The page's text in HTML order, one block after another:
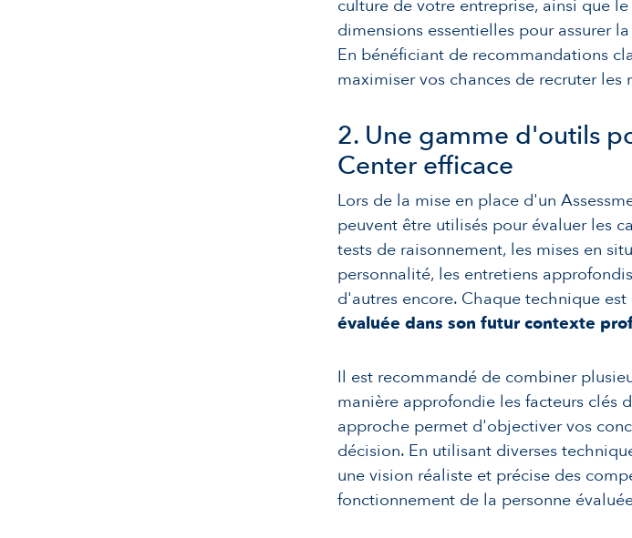
culture de votre entreprise, ainsi que
dimensions essentielles pour assurer la
En bénéficiant de recommandations
maximiser vos chances de recruter les
2. Une gamme d'outils
Center efficace
Lors de la mise en place d'un
peuvent être utilisés pour évaluer les
tests de raisonnement, les mises en
personnalité, les entretiens
d'autres encore. Chaque technique
évaluée dans son futur contexte
Il est recommandé de combiner
manière approfondie les facteurs clés
approche permet d'objectiver vos
décision. En utilisant diverses
une vision réaliste et précise des
fonctionnement de la personne